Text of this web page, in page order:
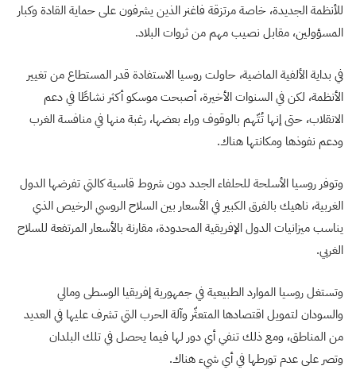
للأنظمة الجديدة، خاصة مرتزقة فاغنر الذين يشرفون على حماية القادة وكبار
المسؤولين، مقابل نصيب مهم من ثروات البلاد.
في بداية الألفية الماضية، حاولت روسيا الاستفادة قدر المستطاع من تغيير
الأنظمة، لكن في السنوات الأخيرة، أصبحت موسكو أكثر نشاطًا في دعم
الانقلاب، حتى إنها تُتّهم بالوقوف وراء بعضها، رغبة منها في منافسة الغرب
ودعم نفوذها ومكانتها هناك.
وتوفر روسيا الأسلحة للحلفاء الجدد دون شروط قاسية كالتي تفرضها الدول
الغربية، ناهيك بالفرق الكبير في الأسعار بين السلاح الروسي الرخيص الذي
يناسب ميزانيات الدول الإفريقية المحدودة، مقارنة بالأسعار المرتفعة للسلاح
الغربي.
وتستغل روسيا الموارد الطبيعية في جمهورية إفريقيا الوسطى ومالي
والسودان لتمويل اقتصادها المتعثّر وآلة الحرب التي تشرف عليها في العديد
من المناطق، ومع ذلك تنفي أي دور لها فيما يحصل في تلك البلدان
وتصر على عدم تورطها في أي شيء هناك.